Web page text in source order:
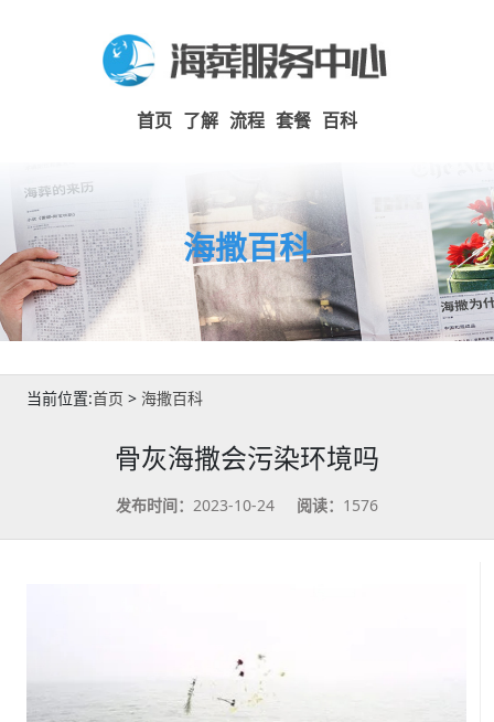
首页 了解 流程 套餐 百科
海撒百科
当前位置:首页 > 海撒百科
骨灰海撒会污染环境吗
发布时间： 2023-10-24 阅读： 1576